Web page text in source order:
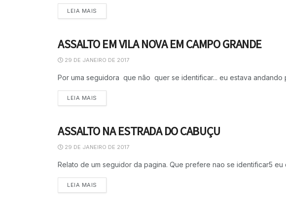
LEIA MAIS
ASSALTO
ASSALTO EM VILA NOVA EM CAMPO GRANDE
29 DE JANEIRO DE 2017
Por uma seguidora que não quer se identificar... eu estava andando
LEIA MAIS
ASSALTO
ASSALTO NA ESTRADA DO CABUÇU
29 DE JANEIRO DE 2017
Relato de um seguidor da pagina. Que prefere nao se identificar5
LEIA MAIS